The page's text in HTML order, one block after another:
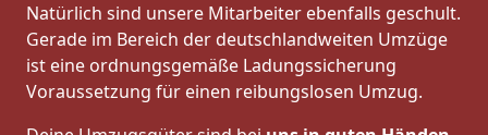
Natürlich sind unsere Mitarbeiter ebenfalls geschult.
Gerade im Bereich der deutschlandweiten Umzüge
ist eine ordnungsgemäße Ladungssicherung
Voraussetzung für einen reibungslosen Umzug.